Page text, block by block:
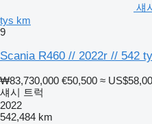
섀
tys km
9
Scania R460 // 2022r // 542
₩83,730,000 €50,500 ≈
섀시 트럭
2022
542,484 km